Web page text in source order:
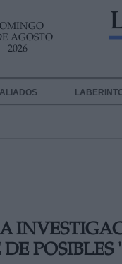
AGOSTO
2026
ALIADOS
DATOS